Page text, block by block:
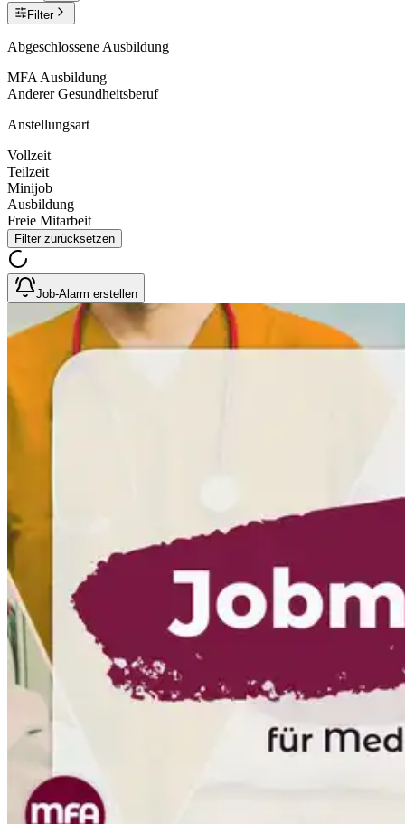
Filter
Abgeschlossene Ausbildung
MFA Ausbildung
Anderer Gesundheitsberuf
Anstellungsart
Vollzeit
Teilzeit
Minijob
Ausbildung
Freie Mitarbeit
Filter zurücksetzen
Job-Alarm erstellen